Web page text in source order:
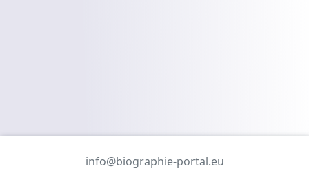
info@biographie-portal.eu